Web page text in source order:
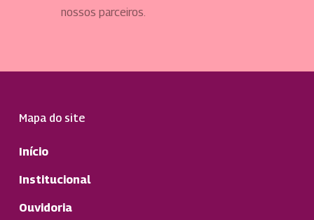
nossos parceiros.
Mapa do site
Início
Institucional
Ouvidoria